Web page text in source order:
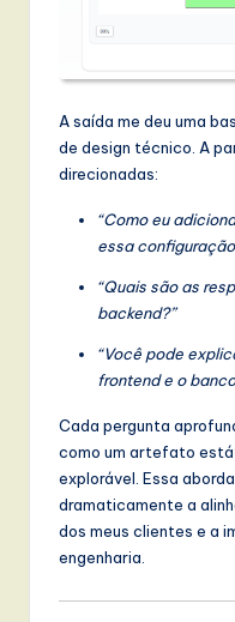
A saída me deu uma
de design técnico. A
direcionadas:
“Como eu
essa
“Quais são as
backend?”
“Você pode
frontend e o
Cada pergunta
como um artefato
explorável. Essa
dramaticamente a
dos meus clientes e a
engenharia.